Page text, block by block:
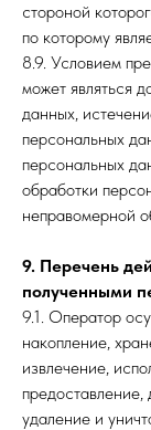
стороной
по которому
8.9. Условием
может являться
данных,
персональных
персональных
обработки
неправомерной
9. Перечень
полученными
9.1. Оператор
накопление,
извлечение,
предоставление,
удаление и